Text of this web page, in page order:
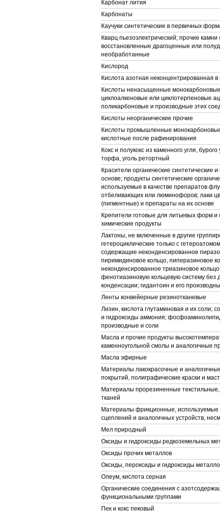
Карбонат лития
Карбонаты
Каучуки синтетические в первичных
Кварц пьезоэлектрический; прочие камни
восстановленные драгоценные или
необработанные
Кислород
Кислота азотная неконцентрированная
Кислоты ненасыщенные
циклоалкеновые или циклотерпеновые
поликарбоновые и производные этих
Кислоты неорганические прочие
Кислоты промышленные
кислотные после рафинирования
Кокс и полукокс из каменного угля,
торфа, уголь ретортный
Красители органические синтетические
основе; продукты синтетические
используемые в качестве препаратов
отбеливающих или люминофоров; лаки
(пигментные) и препараты на их основе
Крепители готовые для литьевых форм и
химические продукты
Лактоны, не включенные в другие
гетероциклические только с
содержащие неконденсированное
пиримидиновое кольцо, пиперазиновое
неконденсированное триазиновое
фенотиазиновую кольцевую систему без
конденсации; гидантоин и его
Ленты конвейерные резинотканевые
Лизин, кислота глутаминовая и их соли;
и гидроксиды аммония;
производные и соли
Масла и прочие продукты
каменноугольной смолы и аналогичные
Масла эфирные
Материалы лакокрасочные и
покрытий, полиграфические краски и
Материалы прорезиненные
тканей
Материалы фрикционные, используемые
сцеплений и аналогичных устройств,
Мел природный
Оксиды и гидроксиды редкоземельных
Оксиды прочих металлов
Оксиды, пероксиды и гидроксиды
Олеум, кислота серная
Органические соединения с
функциональными группами
Пек и кокс пековый